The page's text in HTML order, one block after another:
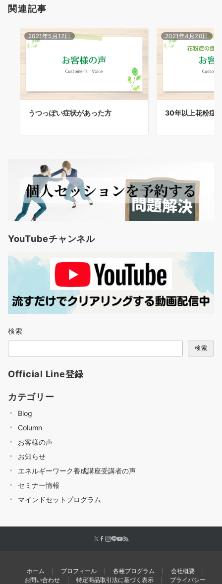
関連記事
2021年5月12日
うつっぽい症状があった方
2021年4月20日
30年以上花粉症
YouTubeチャンネル
検索
検索
Official Line登録
カテゴリー
Blog
Column
お客様の声
お知らせ
エネルギーワーク養成講座受講者の声
セミナー情報
マインドセットプログラム
ホーム プロフィール 各種プログラム
会社概要
お問い合わせ
特定商品取引法に基づく表示 プライバシー